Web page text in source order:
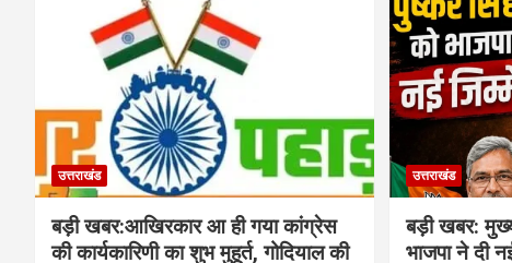
उत्तराखंड
बड़ी खबर:आखिरकार आ ही गया कांग्रेस
की कार्यकारिणी का शुभ मुहूर्त, गोदियाल की
उत्तराखंड
बड़ी खबर:
भाजपा ने दी